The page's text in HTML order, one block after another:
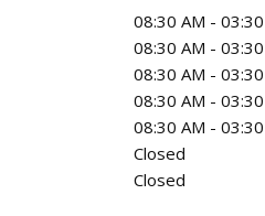
08:30 AM -
08:30 AM -
08:30 AM -
08:30 AM -
08:30 AM -
Closed
Closed